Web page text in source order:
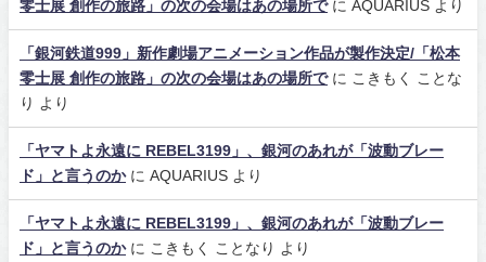
零士展 創作の旅路」の次の会場はあの場所でに AQUARIUS より
「銀河鉄道999」新作劇場アニメーション作品が製作決定/「松本
零士展 創作の旅路」の次の会場はあの場所でに こきもく ことな
り
より
「ヤマトよ永遠に REBEL3199」、銀河のあれが「波動ブレー
ド」と言うのかに AQUARIUS より
「ヤマトよ永遠に REBEL3199」、銀河のあれが「波動ブレー
ド」と言うのかに こきもく ことなり より